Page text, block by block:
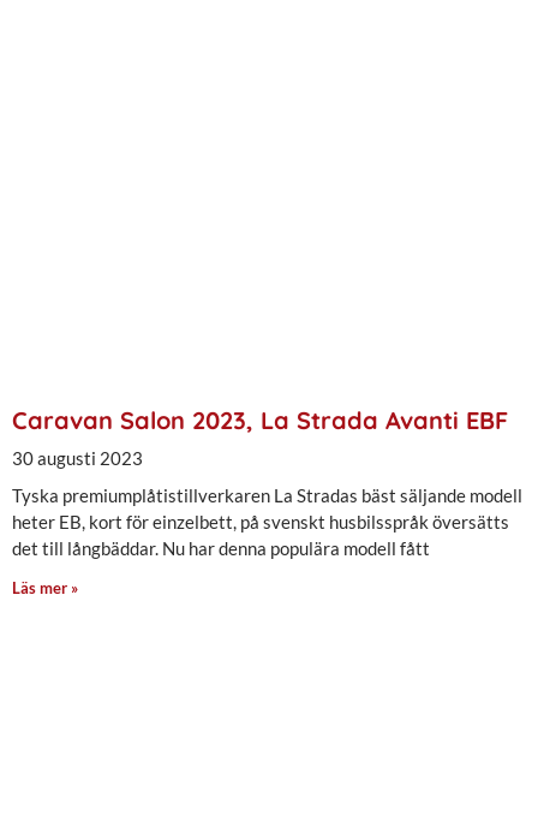
Caravan Salon 2023, La Strada Avanti EBF
30 augusti 2023
Tyska premiumplåtistillverkaren La Stradas bäst säljande modell
heter EB, kort för einzelbett, på svenskt husbilsspråk översätts
det till långbäddar. Nu har denna populära modell fått
Läs mer »